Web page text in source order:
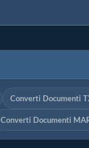
Converti Documenti
Converti Documenti